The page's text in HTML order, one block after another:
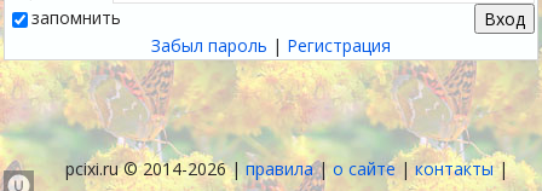
запомнить
Забыл пароль | Регистрация
pcixi.ru © 2014-2026 |правила| о сайте |контакты|